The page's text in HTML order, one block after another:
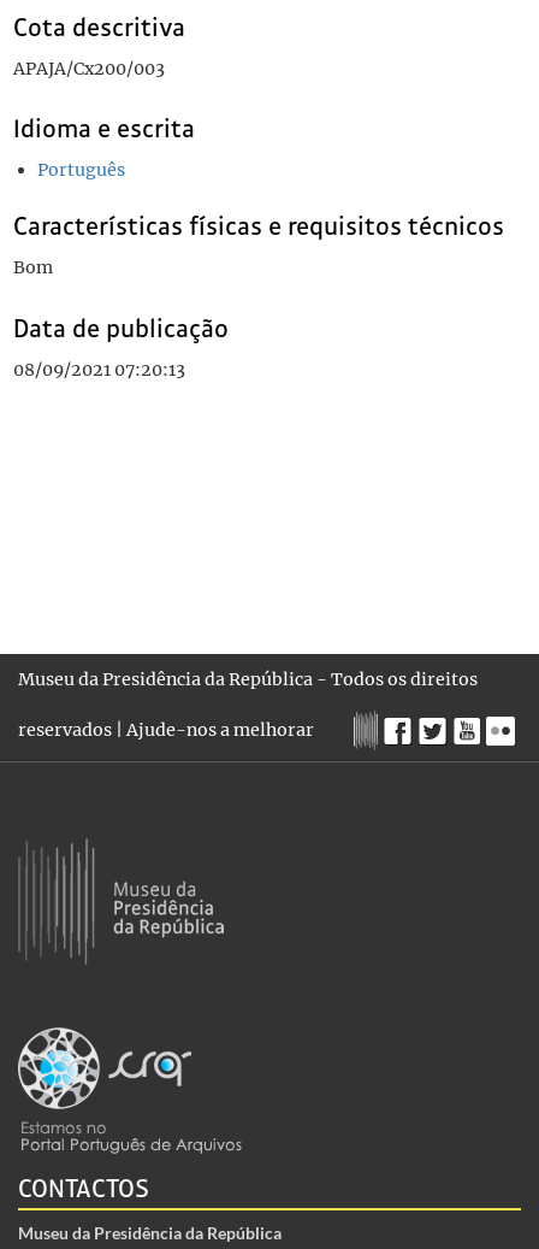
Cota descritiva
APAJA/Cx200/003
Idioma e escrita
Português
Características físicas e requisitos técnicos
Bom
Data de publicação
08/09/2021 07:20:13
Museu da Presidência da República - Todos os direitos
reservados |Ajude-nos a melhorar
CONTACTOS
Museu da Presidência da República